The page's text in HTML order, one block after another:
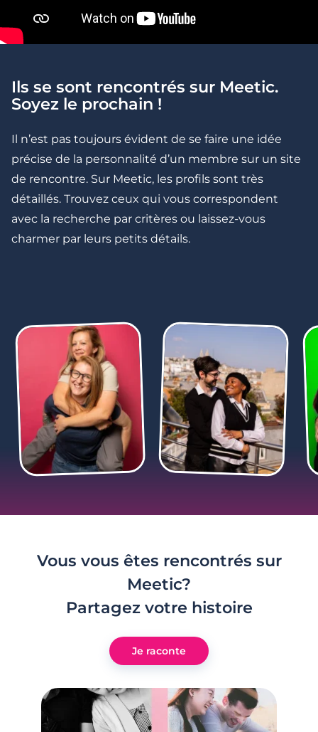
5 minutes
Drague : comment demander un numéro
de téléphone ?
3 minutes
Comment draguer sur les réseaux sociaux
Ils se sont rencontrés sur Meetic.
Soyez le prochain !
Il n’est pas toujours évident de se faire une idée
précise de la personnalité d’un membre sur un site
de rencontre. Sur Meetic, les profils sont très
détaillés. Trouvez ceux qui vous correspondent
avec la recherche par critères ou laissez-vous
charmer par leurs petits détails.
Vous vous êtes rencontrés sur
Meetic?
Partagez votre histoire
Je raconte